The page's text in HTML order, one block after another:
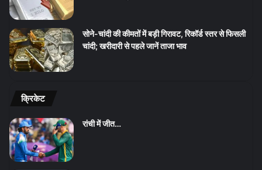
सोने-चांदी की कीमतों में बड़ी गिरावट, रिकॉर्ड स्तर से फिसली
चांदी; खरीदारी से पहले जानें ताजा भाव
क्रिकेट
रांची में जीत…